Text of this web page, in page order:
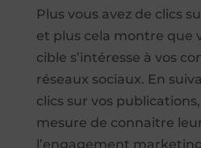
Plus vous avez de clics
et plus cela montre que
cible s’intéresse à vos
réseaux sociaux. En
clics sur vos
mesure de connaitre
l’engagement